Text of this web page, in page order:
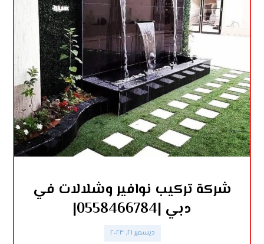
شركة تركيب نوافير وشلالات في
دبي |0558466784|
ديسمبر ٢١, ٢٠٢٣